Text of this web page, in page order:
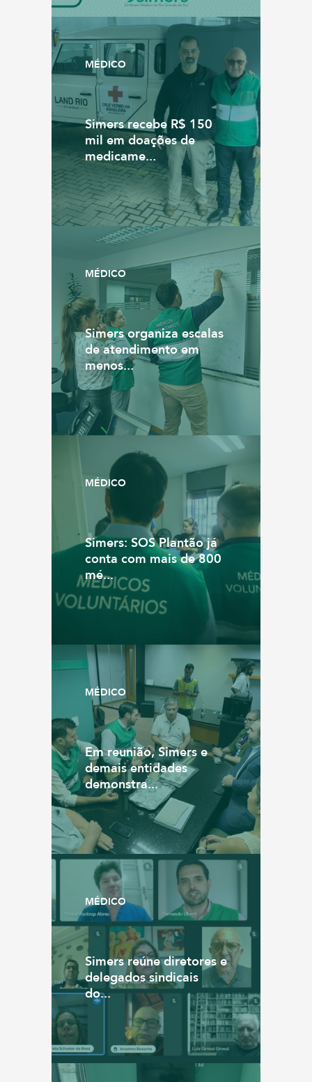
MÉDICO
Simers recebe R$ 150
mil em doações de
medicame...
MÉDICO
Simers organiza escalas
de atendimento em
menos...
MÉDICO
Simers: SOS Plantão já
conta com mais de 800
mé...
MÉDICO
Em reunião, Simers e
demais entidades
demonstra...
MÉDICO
Simers reúne diretores e
delegados sindicais
do...